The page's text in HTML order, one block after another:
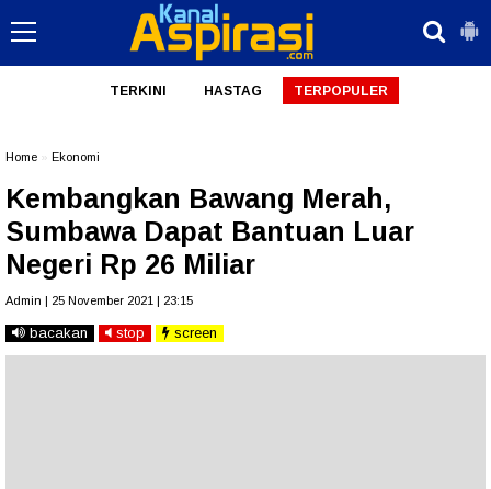
TERKINI HASTAG TERPOPULER
Home Ekonomi
Kembangkan Bawang Merah,
Sumbawa Dapat Bantuan Luar
Negeri Rp 26 Miliar
Admin | 25 November 2021 | 23:15
bacakan stop screen